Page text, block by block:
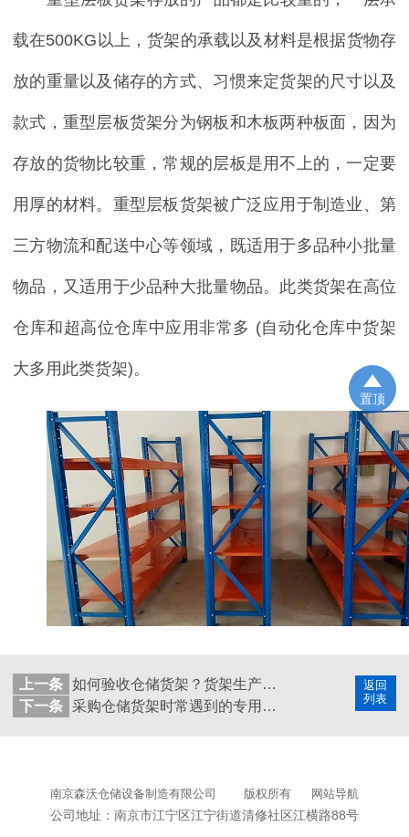
载在500KG 以上，货架的承载以及材料是根据货物存
放的重量以及储存的方式、习惯来定货架的尺寸以及
款式，重型层板货架分为钢板和木板两种板面，因为
存放的货物比较重，常规的层板是用不上的，一定要
用厚的材料。重型层板货架被广泛应用于制造业、第
三方物流和配送中心等领域，既适用于多品种小批量
物品，又适用于少品种大批量物品。此类货架在高位
仓库和超高位仓库中应用非常多 (自动化仓库中货架
大多用此类货架)。
返回
列表
上一条
如何验收仓储货架？货架生产供应商教你！
下一条
采购仓储货架时常遇到的专用术语
置顶
南京森沃仓储设备制造有限公司 版权所有
网站导航
公司地址：南京市江宁区江宁街道清修社区江横路88号